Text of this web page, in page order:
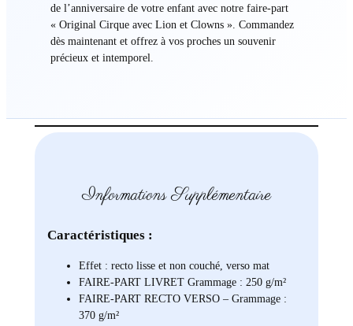
de l’anniversaire de votre enfant avec notre faire-part
« Original Cirque avec Lion et Clowns ». Commandez
dès maintenant et offrez à vos proches un souvenir
précieux et intemporel.
Informations Supplémentaire
Caractéristiques :
Effet : recto lisse et non couché, verso mat
FAIRE-PART LIVRET Grammage : 250 g/m²
FAIRE-PART RECTO VERSO – Grammage :
370 g/m²